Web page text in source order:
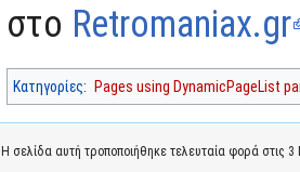
στο Retromaniax.gr
Κατηγορίες: Pages using DynamicPageList
Η σελίδα αυτή τροποποιήθηκε τελευταία φορά στις 3